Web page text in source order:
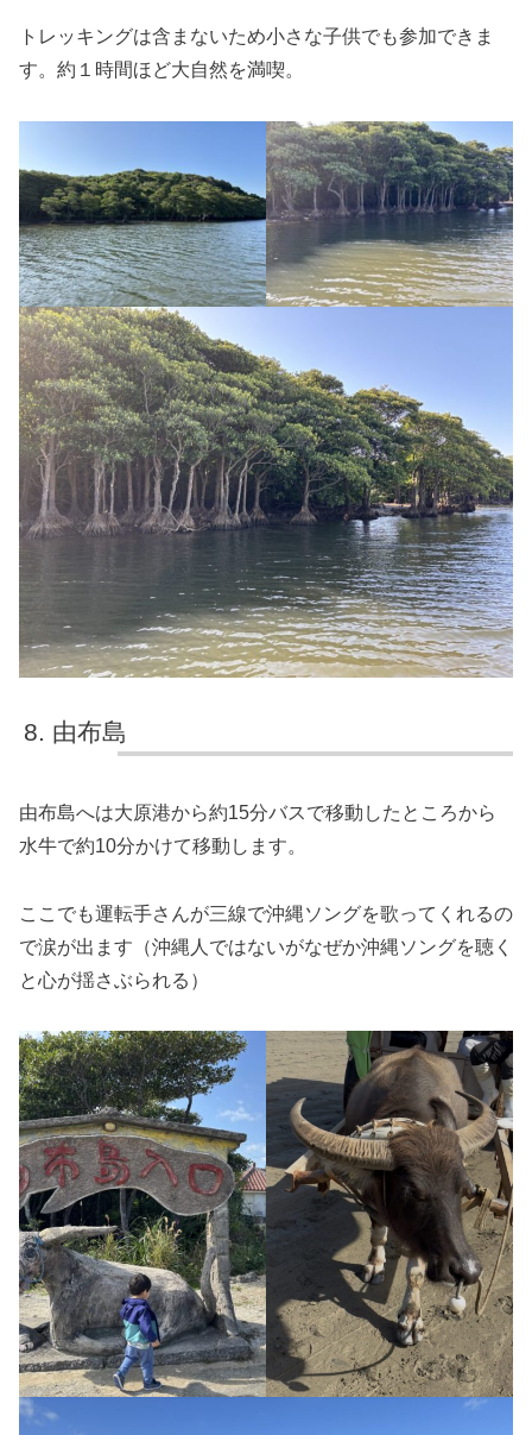
トレッキングは含まないため小さな子供でも参加できま
す。約１時間ほど大自然を満喫。
由布島
由布島へは大原港から約15分バスで移動したところから
水牛で約10分かけて移動します。
ここでも運転手さんが三線で沖縄ソングを歌ってくれるの
で涙が出ます（沖縄人ではないがなぜか沖縄ソングを聴く
と心が揺さぶられる）